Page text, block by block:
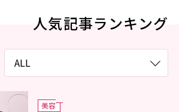
人気記事ランキング
美容